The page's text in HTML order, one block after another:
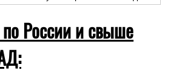
России и свыше